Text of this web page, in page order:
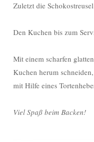
Zuletzt die
Den Kuchen bis zum
Mit einem scharfen
Kuchen herum
mit Hilfe eines
Viel Spaß beim Backen!